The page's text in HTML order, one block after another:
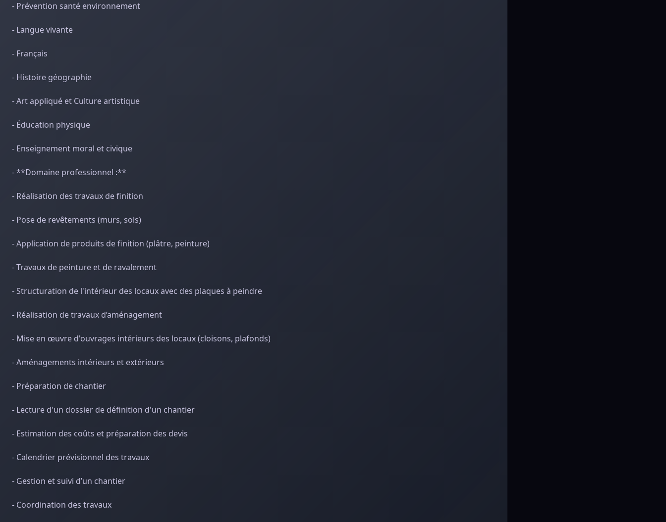
- Prévention santé environnement
- Langue vivante
- Français
- Histoire géographie
- Art appliqué et Culture artistique
- Éducation physique
- Enseignement moral et civique
- **Domaine professionnel :**
- Réalisation des travaux de finition
- Pose de revêtements (murs, sols)
- Application de produits de finition (plâtre, peinture)
- Travaux de peinture et de ravalement
- Structuration de l'intérieur des locaux avec des plaques à peindre
- Réalisation de travaux d’aménagement
- Mise en œuvre d'ouvrages intérieurs des locaux (cloisons, plafonds)
- Aménagements intérieurs et extérieurs
- Préparation de chantier
- Lecture d'un dossier de définition d'un chantier
- Estimation des coûts et préparation des devis
- Calendrier prévisionnel des travaux
- Gestion et suivi d’un chantier
- Coordination des travaux